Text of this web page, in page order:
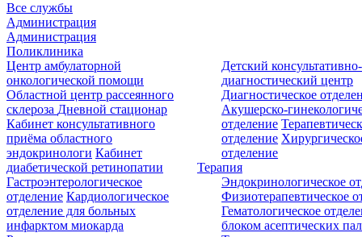
Все службы
Администрация
Администрация
Поликлиника
Центр амбулаторной
онкологической помощи
Областной центр рассеянного
склероза Дневной стационар
Кабинет консультативного
приёма областного
эндокринологи Кабинет
диабетической ретинопатии
Детский консультативно-
диагностический центр
Диагностическое
Акушерско-
отделение
отделение
отделение
Терапия
Гастроэнтерологическое
отделение Кардиологическое
отделение для больных
инфарктом миокарда
Эндокринологическое
Физиотерапевтическое
Гематологическое
блоком асептических